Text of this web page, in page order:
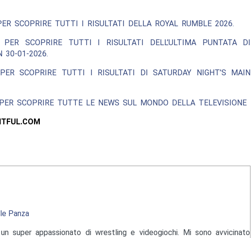
SCOPRIRE TUTTI I RISULTATI DELLA ROYAL RUMBLE 2026.
PER SCOPRIRE TUTTI I RISULTATI DELL’ULTIMA PUNTATA DI
30-01-2026.
SCOPRIRE TUTTI I RISULTATI DI SATURDAY NIGHT’S MAIN
SCOPRIRE TUTTE LE NEWS SUL MONDO DELLA TELEVISIONE
Panza
super appassionato di wrestling e videogiochi. Mi sono avvicinato